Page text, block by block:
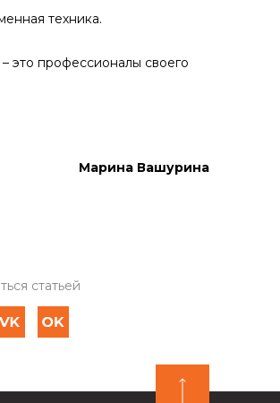
техника.
это профессионалы своего
Марина Вашурина
статьей